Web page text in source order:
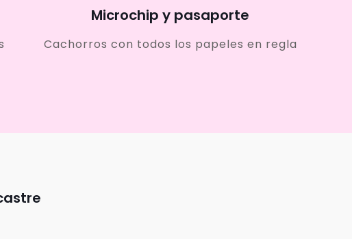
Microchip y pasaporte
Cachorros con todos los papeles en regla